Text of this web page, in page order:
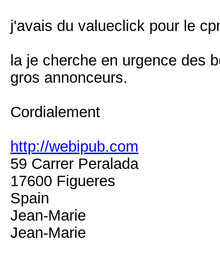
j'avais du valueclick pour le
la je cherche en urgence des
gros annonceurs.
Cordialement
http://webipub.com
59 Carrer Peralada
17600 Figueres
Spain
Jean-Marie
Jean-Marie